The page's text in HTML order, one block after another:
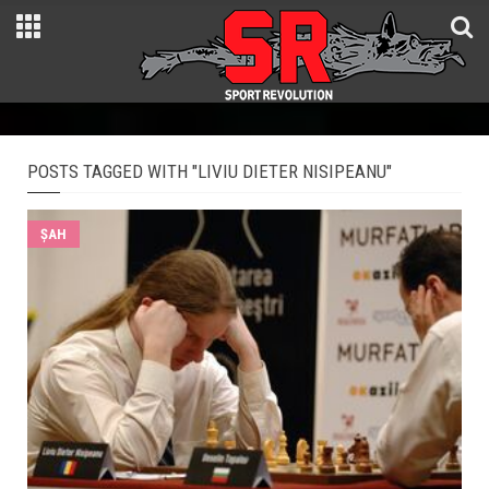
POSTS TAGGED WITH "LIVIU DIETER NISIPEANU"
ŞAH